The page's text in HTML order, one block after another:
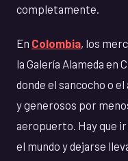
completamente.
En Colombia, los
la Galería Alameda en
donde el sancocho o
y generosos por
aeropuerto. Hay que
el mundo y dejarse